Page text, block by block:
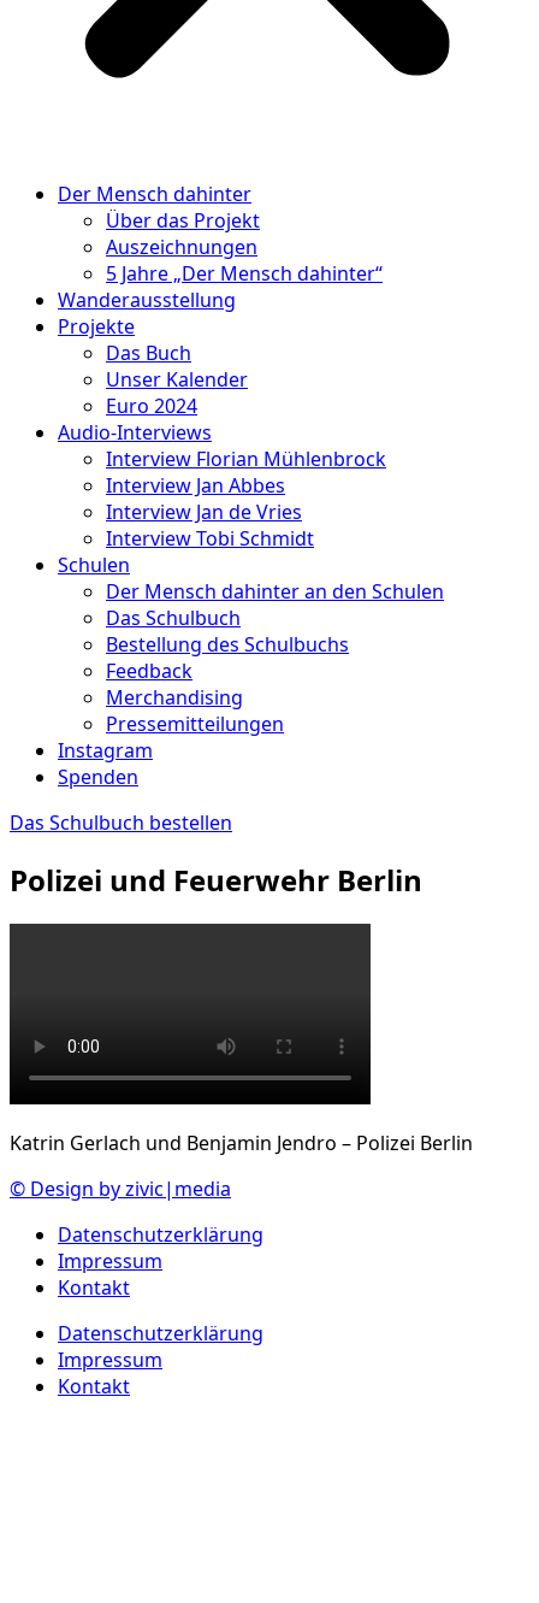
Der Mensch dahinter
Über das Projekt
Auszeichnungen
5 Jahre „Der Mensch dahinter“
Wanderausstellung
Projekte
Das Buch
Unser Kalender
Euro 2024
Audio-Interviews
Interview Florian Mühlenbrock
Interview Jan Abbes
Interview Jan de Vries
Interview Tobi Schmidt
Schulen
Der Mensch dahinter an den Schulen
Das Schulbuch
Bestellung des Schulbuchs
Feedback
Merchandising
Pressemitteilungen
Instagram
Spenden
Das Schulbuch bestellen
Polizei und Feuerwehr Berlin
Katrin Gerlach und Benjamin Jendro – Polizei Berlin
© Design by zivic|media
Datenschutzerklärung
Impressum
Kontakt
Datenschutzerklärung
Impressum
Kontakt